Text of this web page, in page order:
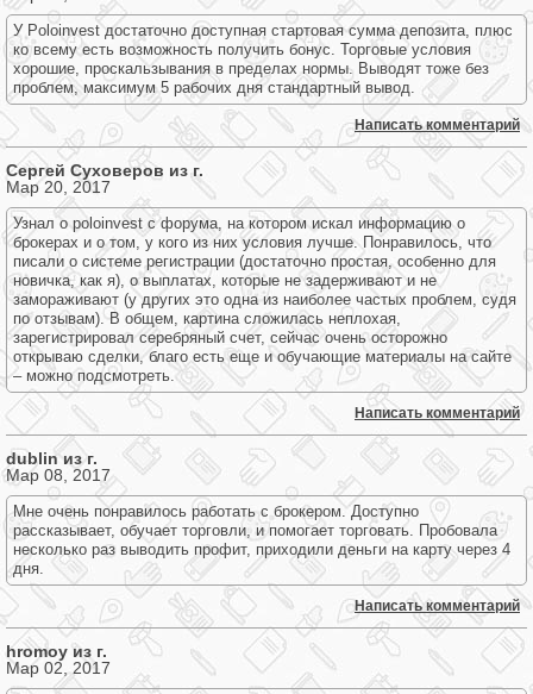
У Poloinvest достаточно доступная стартовая сумма депозита, плюс
ко всему есть возможность получить бонус. Торговые условия
хорошие, проскальзывания в пределах нормы. Выводят тоже без
проблем, максимум 5 рабочих дня стандартный вывод.
Написать комментарий
Сергей Суховеров из г.
Мар 20, 2017
Узнал о poloinvest с форума, на котором искал информацию о
брокерах и о том, у кого из них условия лучше. Понравилось, что
писали о системе регистрации (достаточно простая, особенно для
новичка, как я), о выплатах, которые не задерживают и не
замораживают (у других это одна из наиболее частых проблем, судя
по отзывам). В общем, картина сложилась неплохая,
зарегистрировал серебряный счет, сейчас очень осторожно
открываю сделки, благо есть еще и обучающие материалы на сайте
– можно подсмотреть.
Написать комментарий
dublin из г.
Мар 08, 2017
Мне очень понравилось работать с брокером. Доступно
рассказывает, обучает торговли, и помогает торговать. Пробовала
несколько раз выводить профит, приходили деньги на карту через 4
дня.
Написать комментарий
hromoy из г.
Мар 02, 2017